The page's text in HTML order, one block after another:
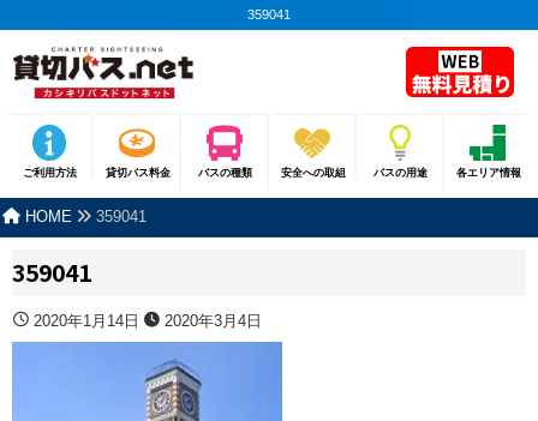
359041
ご利用方法 貸切バス料金 バスの種類 安全への取組 バスの用途 各エリア情報
HOME 359041
359041
2020年1月14日 2020年3月4日